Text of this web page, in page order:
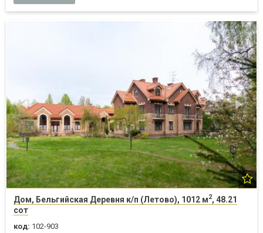
Дом, Бельгийская Деревня к/п (Летово), 1012 м2, 48.21
сот
код: 102-903